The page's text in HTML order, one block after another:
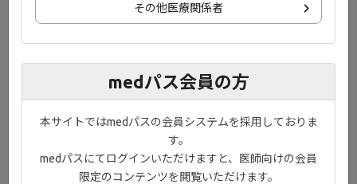
その他医療関係者
medパス会員の方
本サイトではmedパスの会員システムを採用しておりま
す。
medパスにてログインいただけますと、医師向けの会員
限定のコンテンツを閲覧いただけます。